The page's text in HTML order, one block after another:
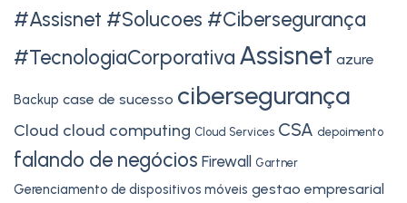
#Assisnet #Solucoes #Cibersegurança
#TecnologiaCorporativa Assisnet azure
Backup case de sucesso cibersegurança
Cloud cloud computing Cloud Services CSA depoimento
falando de negócios Firewall Gartner
Gerenciamento de dispositivos móveis gestao empresarial